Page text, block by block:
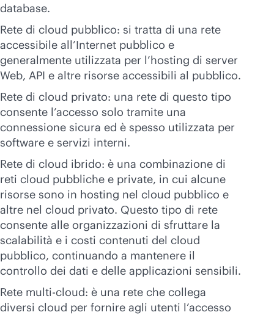
database.
Rete di cloud pubblico: si tratta di una rete
accessibile all’Internet pubblico e
generalmente utilizzata per l’hosting di server
Web, API e altre risorse accessibili al pubblico.
Rete di cloud privato: una rete di questo tipo
consente l’accesso solo tramite una
connessione sicura ed è spesso utilizzata per
software e servizi interni.
Rete di cloud ibrido: è una combinazione di
reti cloud pubbliche e private, in cui alcune
risorse sono in hosting nel cloud pubblico e
altre nel cloud privato. Questo tipo di rete
consente alle organizzazioni di sfruttare la
scalabilità e i costi contenuti del cloud
pubblico, continuando a mantenere il
controllo dei dati e delle applicazioni sensibili.
Rete multi-cloud: è una rete che collega
diversi cloud per fornire agli utenti l’accesso